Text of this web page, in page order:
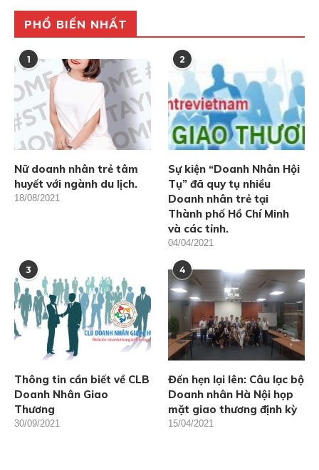
PHỔ BIẾN NHẤT
1
Nữ doanh nhân trẻ tâm
huyết với ngành du lịch.
18/08/2021
2
Sự kiện “Doanh Nhân Hội
Tụ” đã quy tụ nhiều
Doanh nhân trẻ tại
Thành phố Hồ Chí Minh
và các tỉnh.
04/04/2021
3
Thông tin cần biết về CLB
Doanh Nhân Giao
Thương
30/09/2021
4
Đến hẹn lại lên: Câu lạc bộ
Doanh nhân Hà Nội họp
mặt giao thương định kỳ
15/04/2021